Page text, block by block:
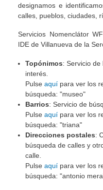
designamos e
calles, pueblos, ciudades,
Servicios Nomenclátor
IDE de Villanueva de la
Topónimos: Servicio
interés.
Pulseaquí para ver los
búsqueda: "museo"
Barrios: Servicio de
Pulseaquí para ver los
búsqueda: "triana"
Direcciones postales:
búsqueda de calles y
calle.
Pulseaquí para ver los
búsqueda: "antonio